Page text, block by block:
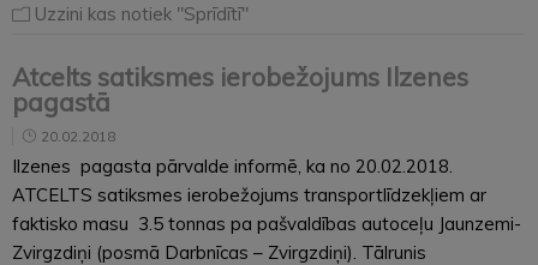
Uzzini kas notiek "Sprīdītī"
Atcelts satiksmes ierobežojums Ilzenes
pagastā
20.02.2018
Ilzenes pagasta pārvalde informē, ka no 20.02.2018.
ATCELTS satiksmes ierobežojums transportlīdzekļiem ar
faktisko masu 3.5 tonnas pa pašvaldības autoceļu Jaunzemi-
Zvirgzdiņi (posmā Darbnīcas – Zvirgzdiņi). Tālrunis